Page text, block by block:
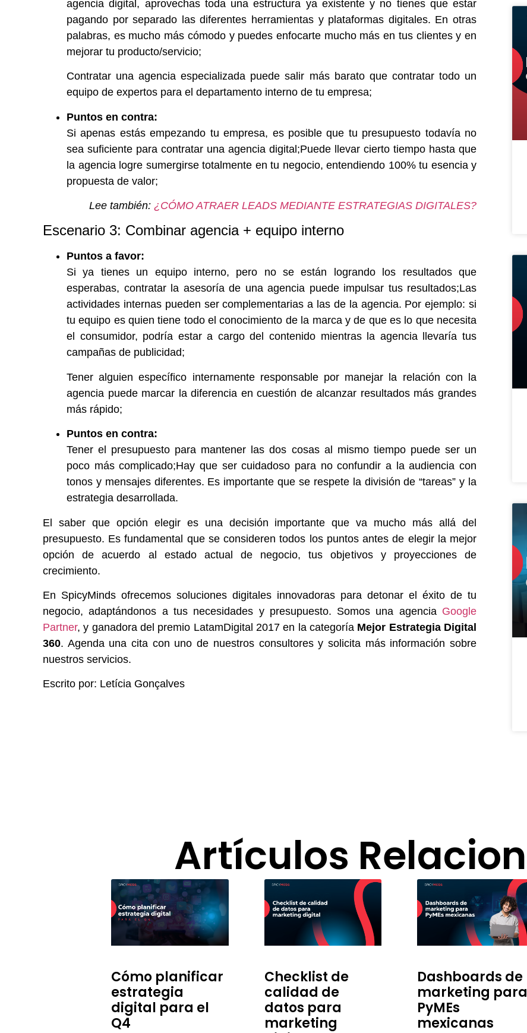
agencia digital, aprovechas toda una estructura ya existente y no tienes que estar
pagando por separado las diferentes herramientas y plataformas digitales. En otras
palabras, es mucho más cómodo y puedes enfocarte mucho más en tus clientes y en
mejorar tu producto/servicio;
Contratar una agencia especializada puede salir más barato que contratar todo un
equipo de expertos para el departamento interno de tu empresa;
Puntos en contra:
Si apenas estás empezando tu empresa, es posible que tu presupuesto todavía no
sea suficiente para contratar una agencia digital;Puede llevar cierto tiempo hasta que
la agencia logre sumergirse totalmente en tu negocio, entendiendo 100% tu esencia y
propuesta de valor;
Lee también: ¿CÓMO ATRAER LEADS MEDIANTE ESTRATEGIAS DIGITALES?
Escenario 3: Combinar agencia + equipo interno
Puntos a favor:
Si ya tienes un equipo interno, pero no se están logrando los resultados que
esperabas, contratar la asesoría de una agencia puede impulsar tus resultados;Las
actividades internas pueden ser complementarias a las de la agencia. Por ejemplo: si
tu equipo es quien tiene todo el conocimiento de la marca y de que es lo que necesita
el consumidor, podría estar a cargo del contenido mientras la agencia llevaría tus
campañas de publicidad;
Tener alguien específico internamente responsable por manejar la relación con la
agencia puede marcar la diferencia en cuestión de alcanzar resultados más grandes
más rápido;
Puntos en contra:
Tener el presupuesto para mantener las dos cosas al mismo tiempo puede ser un
poco más complicado;Hay que ser cuidadoso para no confundir a la audiencia con
tonos y mensajes diferentes. Es importante que se respete la división de “tareas” y la
estrategia desarrollada.
El saber que opción elegir es una decisión importante que va mucho más allá del
presupuesto. Es fundamental que se consideren todos los puntos antes de elegir la mejor
opción de acuerdo al estado actual de negocio, tus objetivos y proyecciones de
crecimiento.
En SpicyMinds ofrecemos soluciones digitales innovadoras para detonar el éxito de tu
negocio, adaptándonos a tus necesidades y presupuesto. Somos una agencia Google
Partner, y ganadora del premio LatamDigital 2017 en la categoría Mejor Estrategia Digital
360. Agenda una cita con uno de nuestros consultores y solicita más información sobre
nuestros servicios.
Escrito por: Letícia Gonçalves
Artículos
Cómo planificar
estrategia
digital para el
Q4
Checklist de
calidad de
datos para
marketing
Dashboards de
marketing para
PyMEs
mexicanas